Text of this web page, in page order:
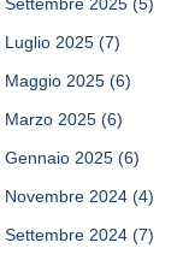
Settembre 2025 (5)
Luglio 2025 (7)
Maggio 2025 (6)
Marzo 2025 (6)
Gennaio 2025 (6)
Novembre 2024 (4)
Settembre 2024 (7)